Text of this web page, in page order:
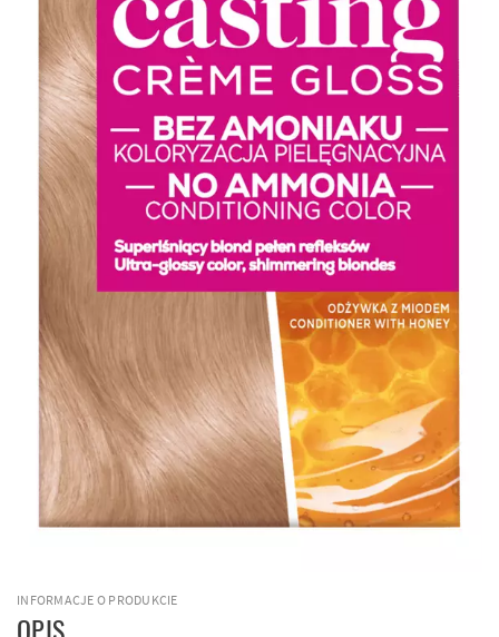
INFORMACJE O PRODUKCIE